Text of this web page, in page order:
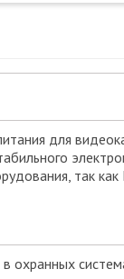
для
так